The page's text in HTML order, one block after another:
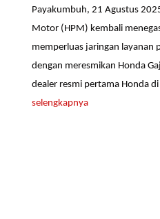
Payakumbuh, 21 Agustus
Motor (HPM) kembali
memperluas jaringan layanan
dengan meresmikan Honda
dealer resmi pertama Honda
selengkapnya